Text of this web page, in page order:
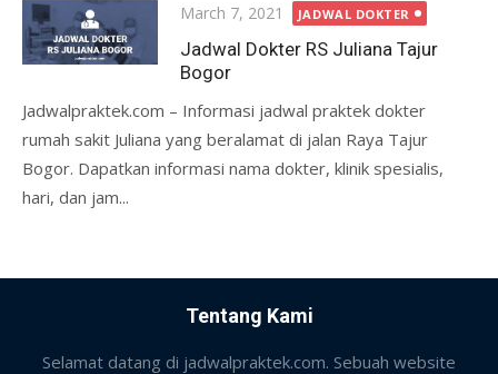
Posted
on
March 7, 2021 JADWAL DOKTER
Jadwal Dokter RS Juliana Tajur
Bogor
Jadwalpraktek.com – Informasi jadwal praktek dokter
rumah sakit Juliana yang beralamat di jalan Raya Tajur
Bogor. Dapatkan informasi nama dokter, klinik spesialis,
hari, dan jam...
Tentang Kami
Selamat datang di jadwalpraktek.com. Sebuah website